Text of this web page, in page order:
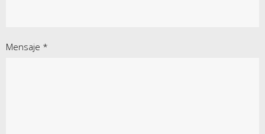
Mensaje *